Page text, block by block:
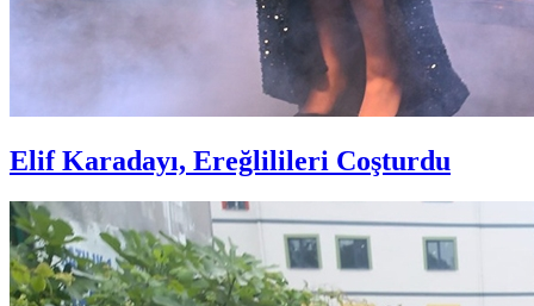
Elif Karadayı, Ereğlilileri Coşturdu